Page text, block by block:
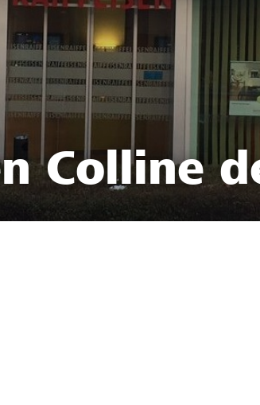
Colline